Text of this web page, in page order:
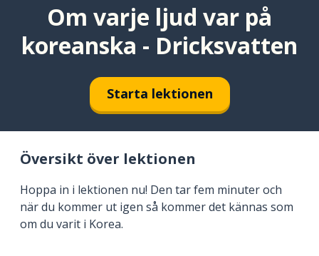
Om varje ljud var på
koreanska - Dricksvatten
Starta lektionen
Översikt över lektionen
Hoppa in i lektionen nu! Den tar fem minuter och
när du kommer ut igen så kommer det kännas som
om du varit i Korea.